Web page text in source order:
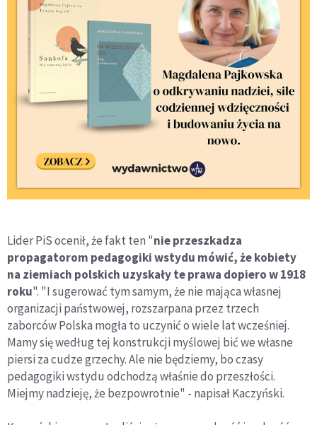
Lider PiS ocenił, że fakt ten "nie przeszkadza
propagatorom pedagogiki wstydu mówić, że kobiety
na ziemiach polskich uzyskały te prawa dopiero w 1918
roku". "I sugerować tym samym, że nie mająca własnej
organizacji państwowej, rozszarpana przez trzech
zaborców Polska mogła to uczynić o wiele lat wcześniej.
Mamy się według tej konstrukcji myślowej bić we własne
piersi za cudze grzechy. Ale nie będziemy, bo czasy
pedagogiki wstydu odchodzą właśnie do przeszłości.
Miejmy nadzieję, że bezpowrotnie" - napisał Kaczyński.